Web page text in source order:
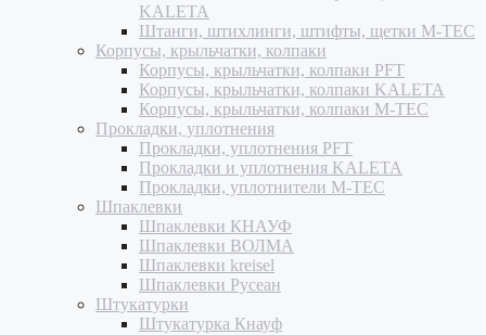
KALETA
Штанги, штихлинги, штифты, щетки M-TEC
Корпусы, крыльчатки, колпаки
Корпусы, крыльчатки, колпаки PFT
Корпусы, крыльчатки, колпаки KALETA
Корпусы, крыльчатки, колпаки M-TEC
Прокладки, уплотнения
Прокладки, уплотнения PFT
Прокладки и уплотнения KALETA
Прокладки, уплотнители M-TEC
Шпаклевки
Шпаклевки КНАУФ
Шпаклевки ВОЛМА
Шпаклевки kreisel
Шпаклевки Русеан
Штукатурки
Штукатурка Кнауф